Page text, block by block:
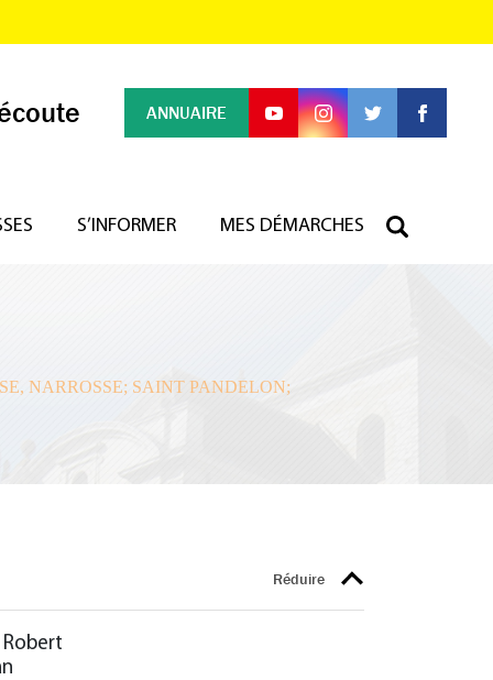
ANNUAIRE
S’INFORMER MES DÉMARCHES
NARROSSE; SAINT PANDELON;
Robert